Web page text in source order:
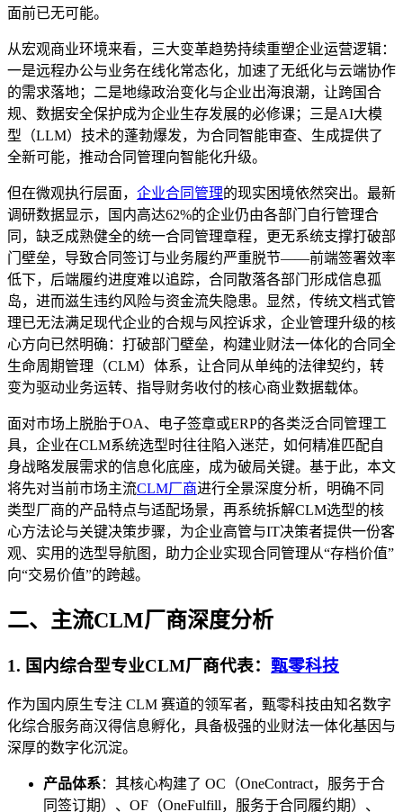
面前已无可能。
从宏观商业环境来看，三大变革趋势持续重塑企业运营逻辑：
一是远程办公与业务在线化常态化，加速了无纸化与云端协作
的需求落地；二是地缘政治变化与企业出海浪潮，让跨国合
规、数据安全保护成为企业生存发展的必修课；三是AI大模
型（LLM）技术的蓬勃爆发，为合同智能审查、生成提供了
全新可能，推动合同管理向智能化升级。
但在微观执行层面， 企业合同管理的现实困境依然突出。最新
调研数据显示，国内高达62%的企业仍由各部门自行管理合
同，缺乏成熟健全的统一合同管理章程，更无系统支撑打破部
门壁垒，导致合同签订与业务履约严重脱节——前端签署效率
低下，后端履约进度难以追踪，合同散落各部门形成信息孤
岛，进而滋生违约风险与资金流失隐患。显然，传统文档式管
理已无法满足现代企业的合规与风控诉求，企业管理升级的核
心方向已然明确：打破部门壁垒，构建业财法一体化的合同全
生命周期管理（CLM）体系，让合同从单纯的法律契约，转
变为驱动业务运转、指导财务收付的核心商业数据载体。
面对市场上脱胎于OA、电子签章或ERP的各类泛合同管理工
具，企业在CLM系统选型时往往陷入迷茫，如何精准匹配自
身战略发展需求的信息化底座，成为破局关键。基于此，本文
将先对当前市场主流CLM厂商进行全景深度分析，明确不同
类型厂商的产品特点与适配场景，再系统拆解CLM选型的核
心方法论与关键决策步骤，为企业高管与IT决策者提供一份客
观、实用的选型导航图，助力企业实现合同管理从“存档价值”
向“交易价值”的跨越。
二、主流CLM厂商深度分析
1. 国内综合型专业CLM厂商代表： 甄零科技
作为国内原生专注 CLM 赛道的领军者，甄零科技由知名数字
化综合服务商汉得信息孵化，具备极强的业财法一体化基因与
深厚的数字化沉淀。
产品体系：其核心构建了 OC（OneContract，服务于合
同签订期）、OF（OneFulfill，服务于合同履约期）、